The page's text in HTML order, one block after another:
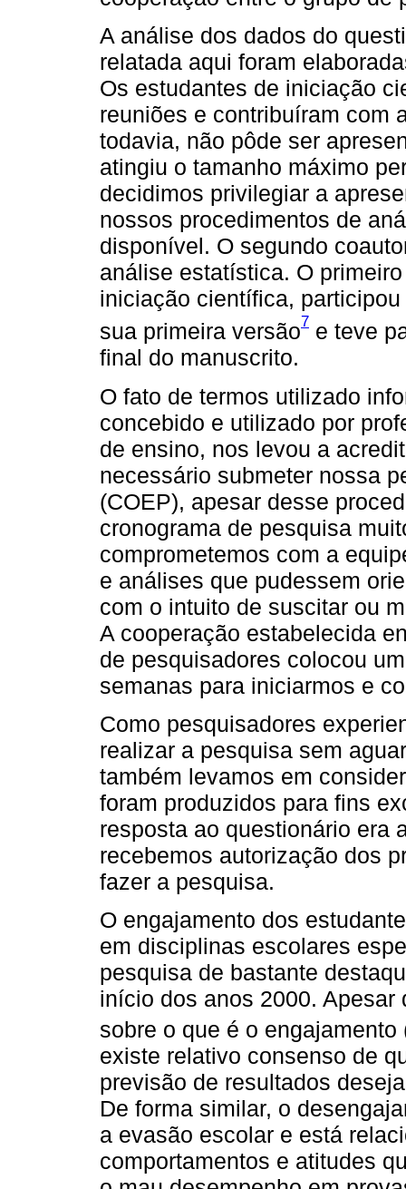
A análise dos dados do
relatada aqui foram
Os estudantes de iniciação
reuniões e contribuíram com
todavia, não pôde ser
atingiu o tamanho máximo
decidimos privilegiar a
nossos procedimentos de
disponível. O segundo
análise estatística. O
iniciação científica,
sua primeira versão7 e teve
final do manuscrito.
O fato de termos utilizado
concebido e utilizado por
de ensino, nos levou a
necessário submeter nossa
(COEP), apesar desse
cronograma de pesquisa
comprometemos com a
e análises que pudessem
com o intuito de suscitar ou
A cooperação estabelecida
de pesquisadores colocou
semanas para iniciarmos e
Como pesquisadores
realizar a pesquisa sem
também levamos em
foram produzidos para fins
resposta ao questionário era
recebemos autorização dos
fazer a pesquisa.
O engajamento dos
em disciplinas escolares
pesquisa de bastante
início dos anos 2000.
sobre o que é o engajamento
existe relativo consenso de
previsão de resultados
De forma similar, o
a evasão escolar e está
comportamentos e atitudes